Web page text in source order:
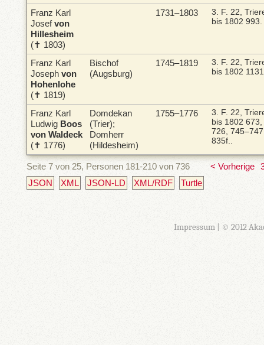
Franz Karl
Josefvon
Hillesheim
(✝ 1803)
1731–1803
3. F. 22,
bis 1802 993.
Franz Karl
Joseph von
Hohenlohe
(✝ 1819)
Bischof
(Augsburg)
1745–1819
3. F. 22,
bis 1802
Franz Karl
Ludwig Boos
von Waldeck
(✝ 1776)
Domdekan
(Trier);
Domherr
(Hildesheim)
1755–1776
3. F. 22,
bis 1802 673,
726,
835f..
Seite 7 von 25, Personen 181-210 von 736 < Vorherige
JSON
XML JSON-LD XML/RDF Turtle
Impressum| © 2012